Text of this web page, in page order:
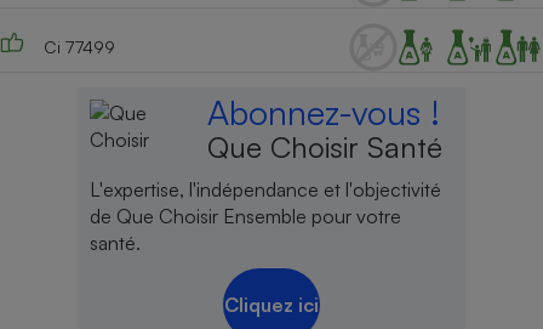
Ci 77499
Abonnez-vous !
Que Choisir Santé
L'expertise, l'indépendance et l'objectivité
de Que Choisir Ensemble pour votre
santé.
Cliquez ici